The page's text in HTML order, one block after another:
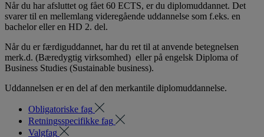
Når du har afsluttet og fået 60 ECTS, er du diplomuddannet. Det
svarer til en mellemlang videregående uddannelse som f.eks. en
bachelor eller en HD 2. del.
Når du er færdiguddannet, har du ret til at anvende betegnelsen
merk.d. (Bæredygtig virksomhed) eller på engelsk Diploma of
Business Studies (Sustainable business).
Uddannelsen er en del af den merkantile diplomuddannelse.
Obligatoriske fag
Retningsspecifikke fag
Valgfag